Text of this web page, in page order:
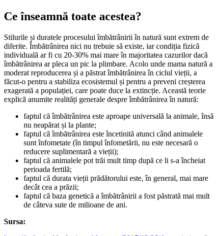
Ce înseamnă toate acestea?
Stilurile și duratele procesului îmbătrânirii în natură sunt extrem de
diferite. Îmbătrânirea nici nu trebuie să existe, iar condiția fizică
individuală ar fi cu 20-30% mai mare în majoritatea cazurilor dacă
îmbătrânirea ar pleca un pic la plimbare. Acolo unde mama natură a
moderat reproducerea și a păstrat îmbătrânirea în ciclul vieții, a
făcut-o pentru a stabiliza ecosistemul și pentru a preveni creșterea
exagerată a populației, care poate duce la extincție. Această teorie
explică anumite realități generale despre îmbătrânirea în natură:
faptul că îmbătrânirea este aproape universală la animale, însă
nu neapărat și la plante;
faptul că îmbătrânirea este încetinită atunci când animalele
sunt înfometate (în timpul înfometării, nu este necesară o
reducere suplimentară a vieții);
faptul că animalele pot trăi mult timp după ce li s-a încheiat
perioada fertilă;
faptul că durata vieții prădătorului este, în general, mai mare
decât cea a prăzii;
faptul că baza genetică a îmbătrânirii a fost păstrată mai mult
de câteva sute de milioane de ani.
Sursa: